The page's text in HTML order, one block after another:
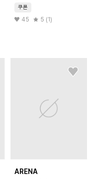
쿠폰
45 5 (1)
ARENA